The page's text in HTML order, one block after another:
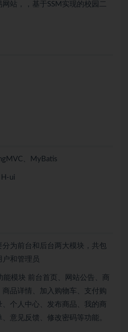
站，，基于SSM实现的校园二
、MyBatis
ui
为前台和后台两大模块，共包
户和管理员
能模块 前台首页、网站公告、商
品详情、加入购物车、支付购
个人中心、发布商品、我的商
意见反馈、修改密码等功能。